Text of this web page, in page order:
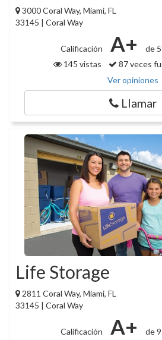
3000 Coral Way, Miami, FL
33145 | Coral Way
Calificación A+
de
145 vistas
87 veces
Ver opiniones
Llamar
Life Storage
2811 Coral Way, Miami, FL
33145 | Coral Way
Calificación A+
de